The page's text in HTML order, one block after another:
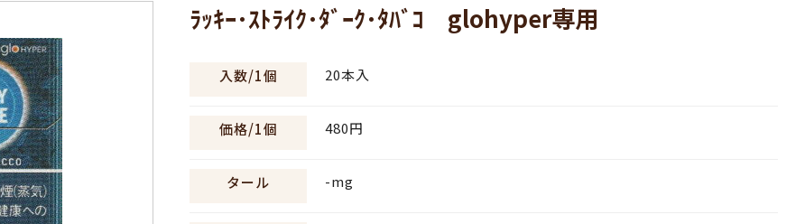
ﾗｯｷｰ･ｽﾄﾗｲｸ･ﾀﾞｰｸ･ﾀﾊﾞｺ glohyper専用
入数/1個 20本入
価格/1個 480円
タール -mg